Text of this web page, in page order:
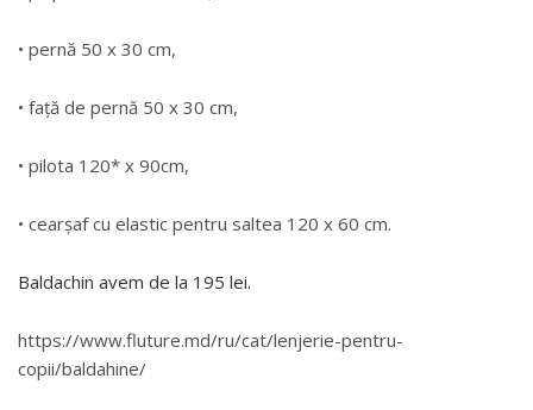
• pernă 50 x 30 cm,
• față de pernă 50 x 30 cm,
• pilota 120* x 90cm,
• cearșaf cu elastic pentru saltea 120 x 60 cm.
Baldachin avem de la 195 lei.
https://www.fluture.md/ru/cat/lenjerie-pentru-
copii/baldahine/